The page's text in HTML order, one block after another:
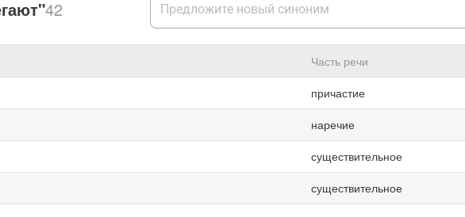
42
Часть речи
причастие
наречие
существительное
существительное